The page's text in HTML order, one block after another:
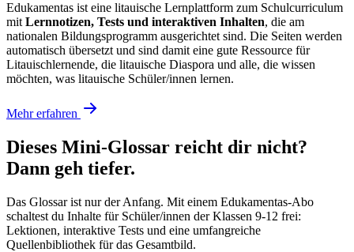
Edukamentas ist eine litauische Lernplattform zum Schulcurriculum
mit Lernnotizen, Tests und interaktiven Inhalten, die am
nationalen Bildungsprogramm ausgerichtet sind. Die Seiten werden
automatisch übersetzt und sind damit eine gute Ressource für
Litauischlernende, die litauische Diaspora und alle, die wissen
möchten, was litauische Schüler/innen lernen.
Mehr erfahren
Dieses Mini-Glossar reicht dir nicht?
Dann geh tiefer.
Das Glossar ist nur der Anfang. Mit einem Edukamentas-Abo
schaltest du Inhalte für Schüler/innen der Klassen 9-12 frei:
Lektionen, interaktive Tests und eine umfangreiche
Quellenbibliothek für das Gesamtbild.